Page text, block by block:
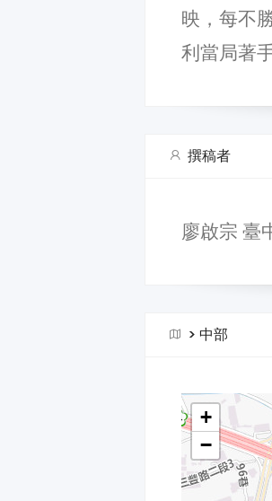
映，每不
利當局著
撰稿者
廖啟宗 臺
>中部